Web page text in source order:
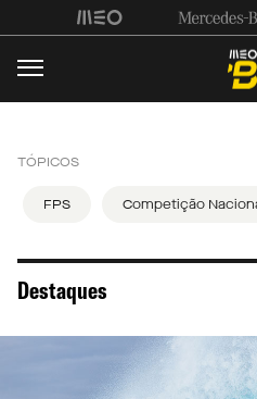
TÓPICOS
FPS Competição
Destaques